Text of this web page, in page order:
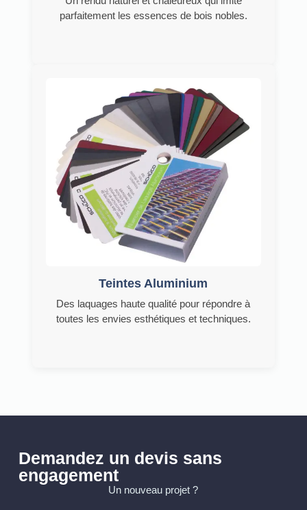
parfaitement les essences de bois nobles.
Teintes Aluminium
Des laquages haute qualité pour répondre à
toutes les envies esthétiques et techniques.
Demandez un devis sans
engagement
Un nouveau projet ?